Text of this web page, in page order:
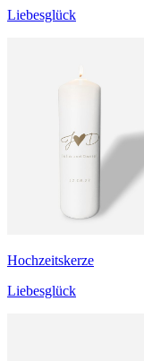
Liebesglück
Hochzeitskerze
Liebesglück